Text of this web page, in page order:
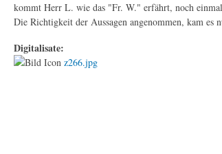
kommt Herr L. wie das "Fr. W." erfährt, noch
Die Richtigkeit der Aussagen angenommen, kam
Digitalisate:
z266.jpg